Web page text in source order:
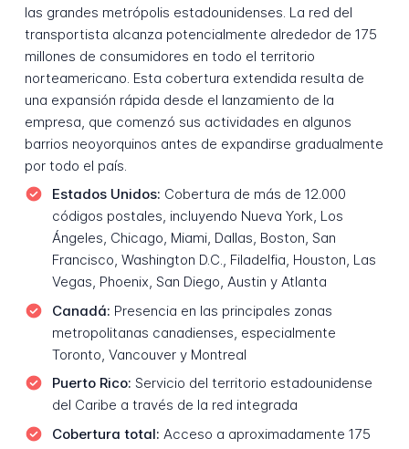
las grandes metrópolis estadounidenses. La red del
transportista alcanza potencialmente alrededor de 175
millones de consumidores en todo el territorio
norteamericano. Esta cobertura extendida resulta de
una expansión rápida desde el lanzamiento de la
empresa, que comenzó sus actividades en algunos
barrios neoyorquinos antes de expandirse gradualmente
por todo el país.
Estados Unidos: Cobertura de más de 12.000
códigos postales, incluyendo Nueva York, Los
Ángeles, Chicago, Miami, Dallas, Boston, San
Francisco, Washington D.C., Filadelfia, Houston, Las
Vegas, Phoenix, San Diego, Austin y Atlanta
Canadá: Presencia en las principales zonas
metropolitanas canadienses, especialmente
Toronto, Vancouver y Montreal
Puerto Rico: Servicio del territorio estadounidense
del Caribe a través de la red integrada
Cobertura total: Acceso a aproximadamente 175